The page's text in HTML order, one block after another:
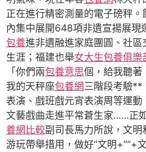
正在進行精密測量的電子磅秤
內集中展開648項非遺宣揚展現
包養進非遺融進家庭團圓、社
生涯；福建也舉女大生包養俱樂
「你們兩包養意思個，給我聽著
我的天秤座包養網三階段考驗**
表演、戲班戲元宵表演周等運
文藝戲曲走進平常蒼生家……正
養網比較副司長馬力所說，文明
游玩帶舉措用，做好“文明+”“+